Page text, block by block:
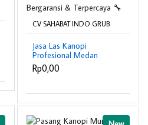
CV SAHABAT INDO GRUB
Jasa Las Kanopi
Profesional Medan
082272686688 – CV
Sahabat Indo Grub
🔧
Rp0,00